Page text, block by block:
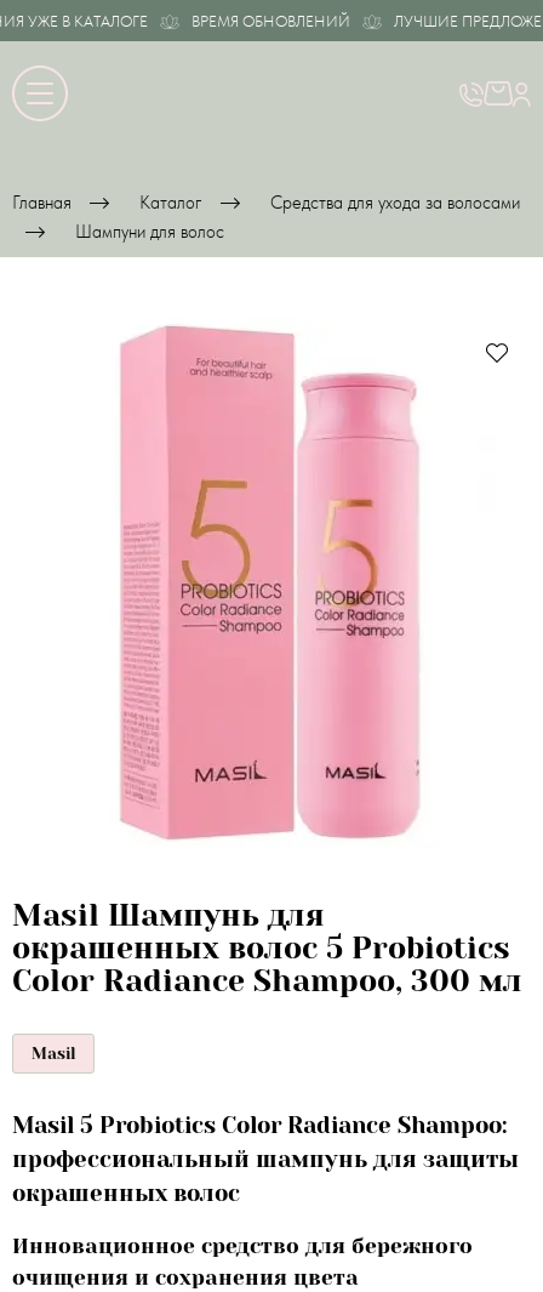
УЖЕ В КАТАЛОГЕ ВРЕМЯ ОБНОВЛЕНИЙ ЛУЧШИЕ
Главная Каталог
Средства для ухода за волосами
Шампуни для волос
Masil Шампунь для
окрашенных волос 5 Probiotics
Color Radiance Shampoo, 300 мл
Masil
Masil 5 Probiotics Color Radiance Shampoo:
профессиональный шампунь для защиты
окрашенных волос
Инновационное средство для бережного
очищения и сохранения цвета